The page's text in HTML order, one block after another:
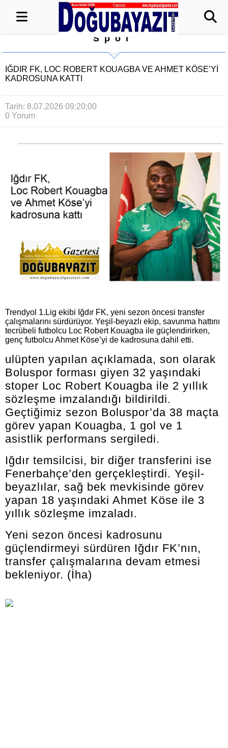
Spor
IĞDIR FK, LOC ROBERT KOUAGBA VE AHMET KÖSE’YI
KADROSUNA KATTI
Tarih: 8.07.2026 09:20:00
0 Yorum
Trendyol 1.Lig ekibi Iğdır FK, yeni sezon öncesi transfer
çalışmalarını sürdürüyor. Yeşil-beyazlı ekip, savunma hattını
tecrübeli futbolcu Loc Robert Kouagba ile güçlendirirken,
genç futbolcu Ahmet Köse’yi de kadrosuna dahil etti.
ulüpten yapılan açıklamada, son olarak
Boluspor forması giyen 32 yaşındaki
stoper Loc Robert Kouagba ile 2 yıllık
sözleşme imzalandığı bildirildi.
Geçtiğimiz sezon Boluspor’da 38 maçta
görev yapan Kouagba, 1 gol ve 1
asistlik performans sergiledi.
Iğdır temsilcisi, bir diğer transferini ise
Fenerbahçe’den gerçekleştirdi. Yeşil-
beyazlılar, sağ bek mevkisinde görev
yapan 18 yaşındaki Ahmet Köse ile 3
yıllık sözleşme imzaladı.
Yeni sezon öncesi kadrosunu
güçlendirmeyi sürdüren Iğdır FK’nın,
transfer çalışmalarına devam etmesi
bekleniyor. (İha)